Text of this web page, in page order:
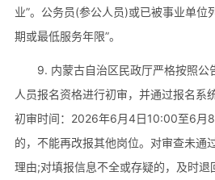
业”。公务员(参公人员)或已被事业单位
期或最低服务年限”。
9. 内蒙古自治区民政厅严格按照公
人员报名资格进行初审，并通过报名系
初审时间：2026年6月4日10:00至6月
的，不能再改报其他岗位。对审查未通
理由;对填报信息不全或存疑的，及时